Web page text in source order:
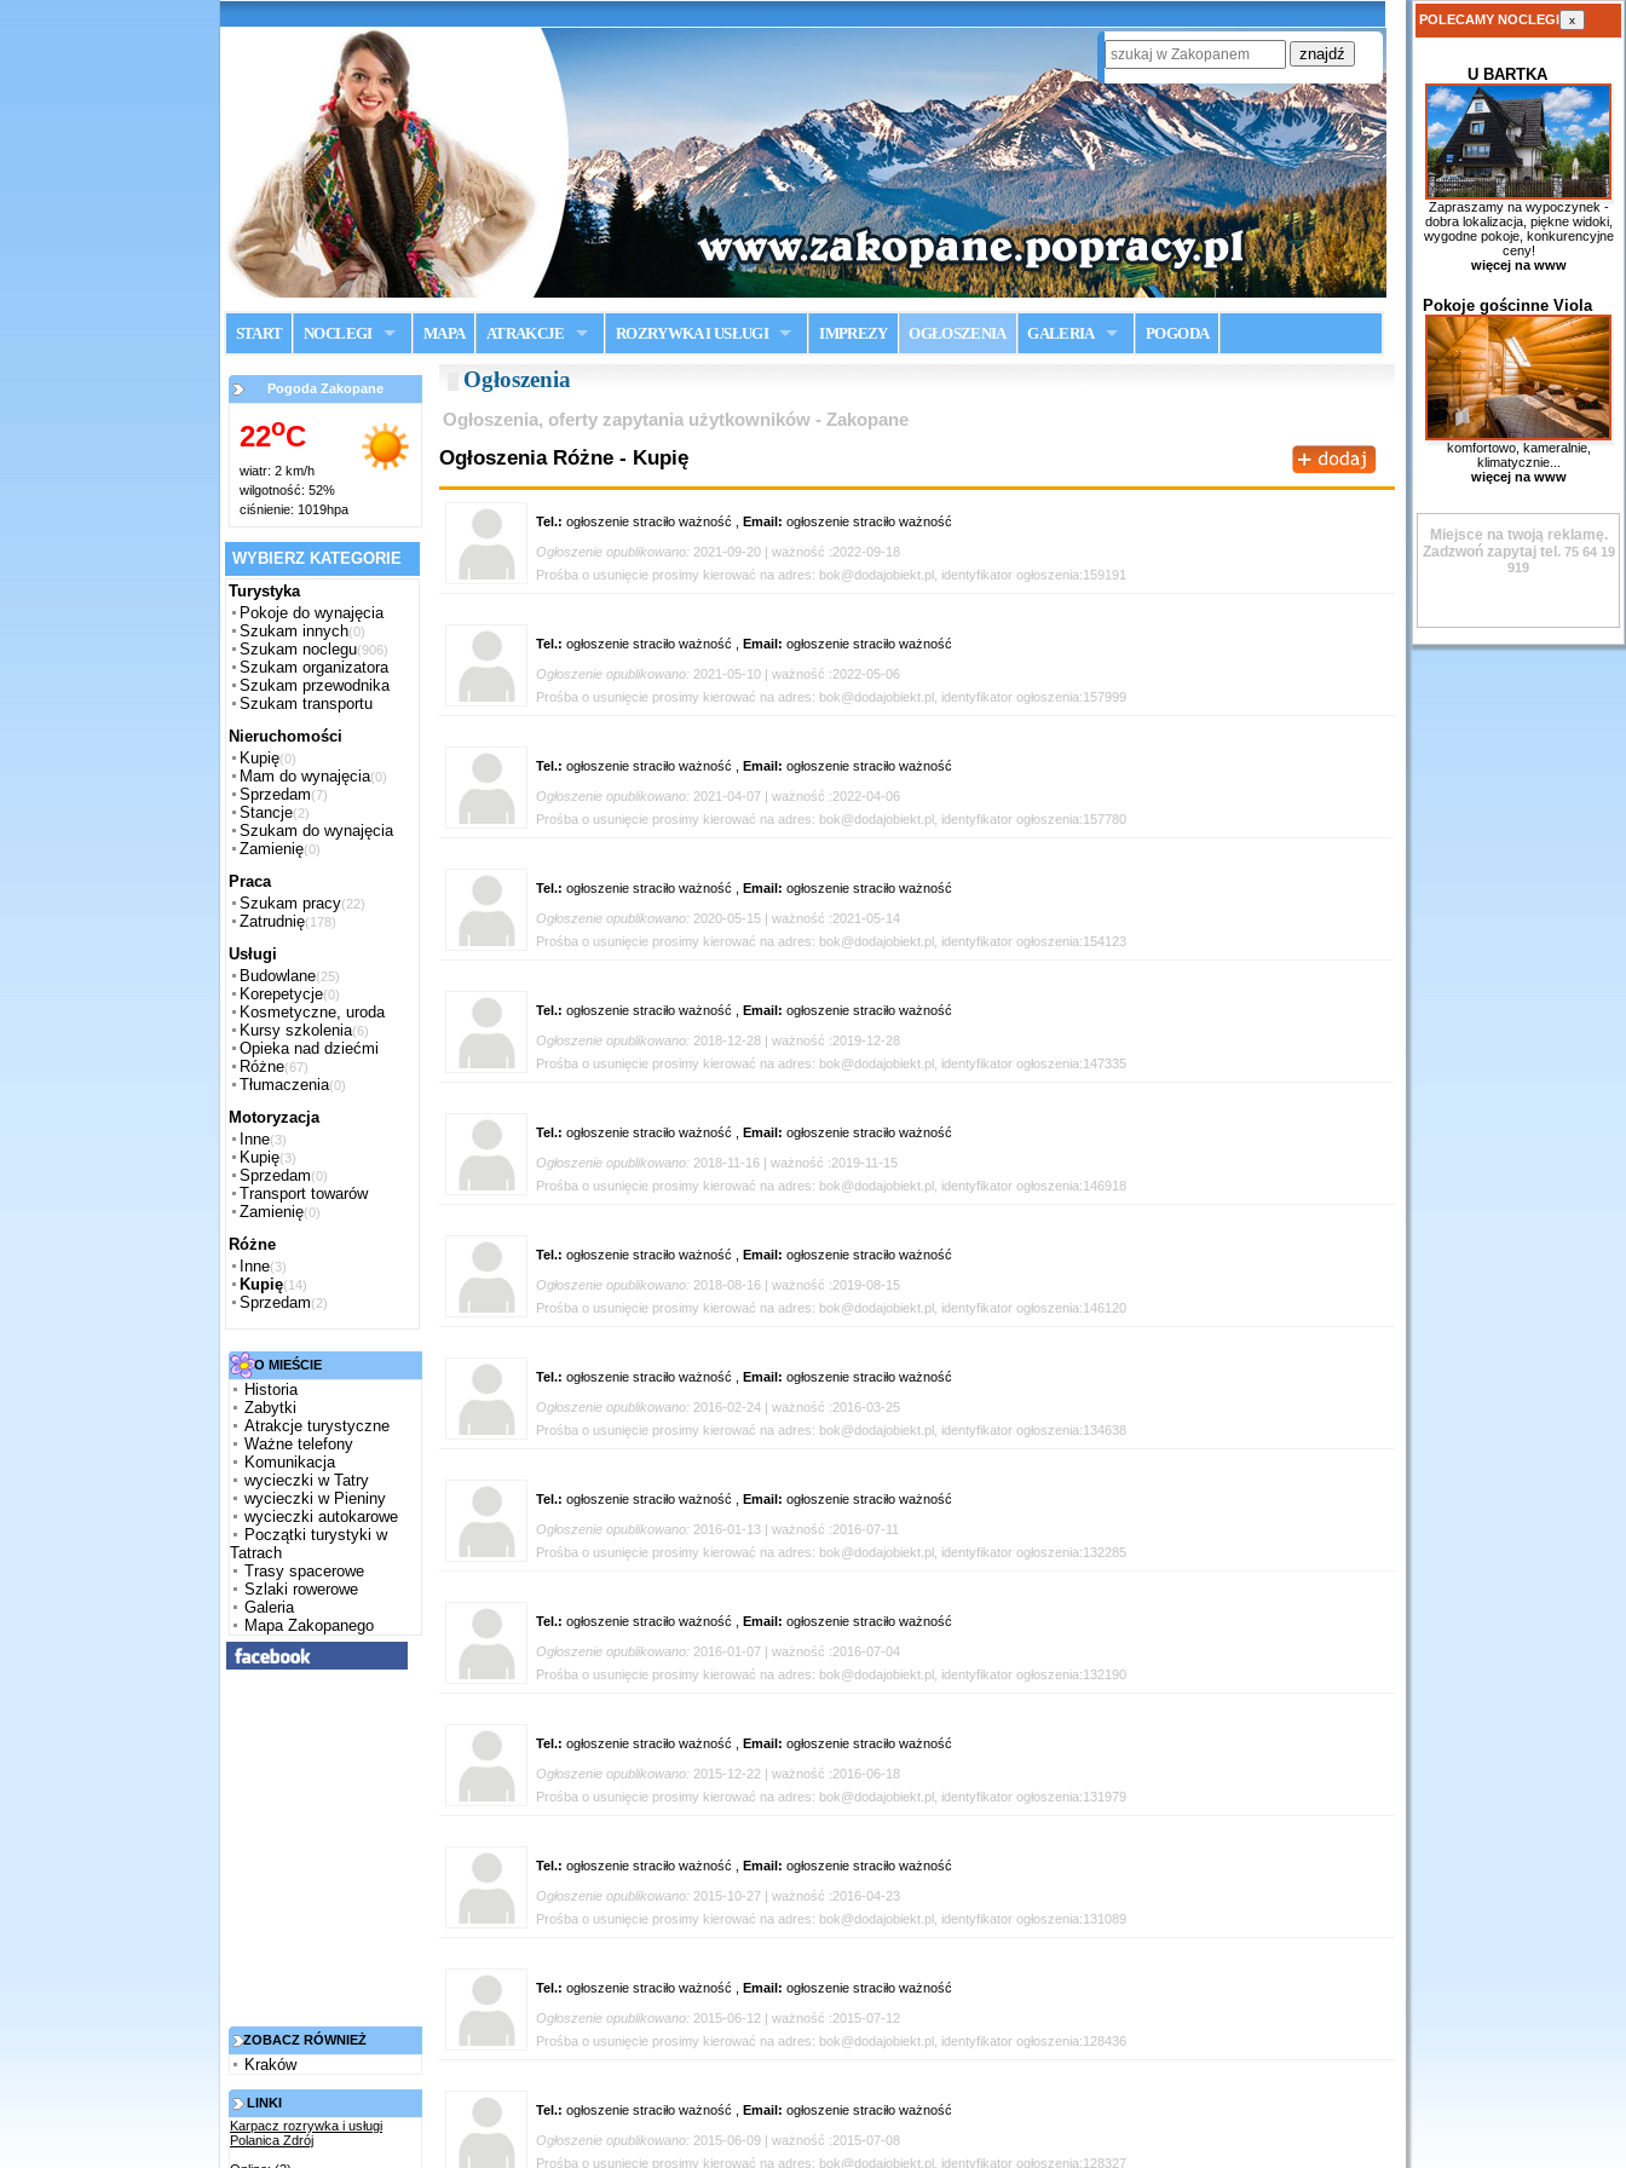
START NOCLEGI MAPA ATRAKCJE ROZRYWKA I USŁUGI IMPREZY OGŁOSZENIA GALERIA POGODA
Pogoda Zakopane
22oC
wiatr: 2 km/h
wilgotność: 52%
ciśnienie: 1019hpa
WYBIERZ KATEGORIE
Turystyka
Pokoje do wynajęcia
Szukam innych(0)
Szukam noclegu(906)
Szukam organizatora
Szukam przewodnika
Szukam transportu
Nieruchomości
Kupię(0)
Mam do wynajęcia(0)
Sprzedam(7)
Stancje(2)
Szukam do wynajęcia
Zamienię(0)
Praca
Szukam pracy(22)
Zatrudnię(178)
Usługi
Budowlane(25)
Korepetycje(0)
Kosmetyczne, uroda
Kursy szkolenia(6)
Opieka nad dziećmi
Różne(67)
Tłumaczenia(0)
Motoryzacja
Inne(3)
Kupię(3)
Sprzedam(0)
Transport towarów
Zamienię(0)
Różne
Inne(3)
Kupię(14)
Sprzedam(2)
O MIEŚCIE
Historia
Zabytki
Atrakcje turystyczne
Ważne telefony
Komunikacja
wycieczki w Tatry
wycieczki w Pieniny
wycieczki autokarowe
Początki turystyki w
Tatrach
Trasy spacerowe
Szlaki rowerowe
Galeria
Mapa Zakopanego
ZOBACZ RÓWNIEŻ
Kraków
LINKI
Karpacz rozrywka i usługi
Polanica Zdrój
Ogłoszenia
Ogłoszenia, oferty zapytania użytkowników - Zakopane
Ogłoszenia Różne - Kupię
Tel.: ogłoszenie straciło ważność , Email: ogłoszenie straciło ważność
Ogłoszenie opublikowano: 2021-09-20 | ważność :2022-09-18
Prośba o usunięcie prosimy kierować na adres: bok@dodajobiekt.pl, identyfikator ogłoszenia:159191
Tel.: ogłoszenie straciło ważność , Email: ogłoszenie straciło ważność
Ogłoszenie opublikowano: 2021-05-10 | ważność :2022-05-06
Prośba o usunięcie prosimy kierować na adres: bok@dodajobiekt.pl, identyfikator ogłoszenia:157999
Tel.: ogłoszenie straciło ważność , Email: ogłoszenie straciło ważność
Ogłoszenie opublikowano: 2021-04-07 | ważność :2022-04-06
Prośba o usunięcie prosimy kierować na adres: bok@dodajobiekt.pl, identyfikator ogłoszenia:157780
Tel.: ogłoszenie straciło ważność , Email: ogłoszenie straciło ważność
Ogłoszenie opublikowano: 2020-05-15 | ważność :2021-05-14
Prośba o usunięcie prosimy kierować na adres: bok@dodajobiekt.pl, identyfikator ogłoszenia:154123
Tel.: ogłoszenie straciło ważność , Email: ogłoszenie straciło ważność
Ogłoszenie opublikowano: 2018-12-28 | ważność :2019-12-28
Prośba o usunięcie prosimy kierować na adres: bok@dodajobiekt.pl, identyfikator ogłoszenia:147335
Tel.: ogłoszenie straciło ważność , Email: ogłoszenie straciło ważność
Ogłoszenie opublikowano: 2018-11-16 | ważność :2019-11-15
Prośba o usunięcie prosimy kierować na adres: bok@dodajobiekt.pl, identyfikator ogłoszenia:146918
Tel.: ogłoszenie straciło ważność , Email: ogłoszenie straciło ważność
Ogłoszenie opublikowano: 2018-08-16 | ważność :2019-08-15
Prośba o usunięcie prosimy kierować na adres: bok@dodajobiekt.pl, identyfikator ogłoszenia:146120
Tel.: ogłoszenie straciło ważność , Email: ogłoszenie straciło ważność
Ogłoszenie opublikowano: 2016-02-24 | ważność :2016-03-25
Prośba o usunięcie prosimy kierować na adres: bok@dodajobiekt.pl, identyfikator ogłoszenia:134638
Tel.: ogłoszenie straciło ważność , Email: ogłoszenie straciło ważność
Ogłoszenie opublikowano: 2016-01-13 | ważność :2016-07-11
Prośba o usunięcie prosimy kierować na adres: bok@dodajobiekt.pl, identyfikator ogłoszenia:132285
Tel.: ogłoszenie straciło ważność , Email: ogłoszenie straciło ważność
Ogłoszenie opublikowano: 2016-01-07 | ważność :2016-07-04
Prośba o usunięcie prosimy kierować na adres: bok@dodajobiekt.pl, identyfikator ogłoszenia:132190
Tel.: ogłoszenie straciło ważność , Email: ogłoszenie straciło ważność
Ogłoszenie opublikowano: 2015-12-22 | ważność :2016-06-18
Prośba o usunięcie prosimy kierować na adres: bok@dodajobiekt.pl, identyfikator ogłoszenia:131979
Tel.: ogłoszenie straciło ważność , Email: ogłoszenie straciło ważność
Ogłoszenie opublikowano: 2015-10-27 | ważność :2016-04-23
Prośba o usunięcie prosimy kierować na adres: bok@dodajobiekt.pl, identyfikator ogłoszenia:131089
Tel.: ogłoszenie straciło ważność , Email: ogłoszenie straciło ważność
Ogłoszenie opublikowano: 2015-06-12 | ważność :2015-07-12
Prośba o usunięcie prosimy kierować na adres: bok@dodajobiekt.pl, identyfikator ogłoszenia:128436
Tel.: ogłoszenie straciło ważność , Email: ogłoszenie straciło ważność
Ogłoszenie opublikowano: 2015-06-09 | ważność :2015-07-08
Prośba o usunięcie prosimy kierować na adres: bok@dodajobiekt.pl, identyfikator ogłoszenia:128327
POLECAMY NOCLEGI x
U BARTKA
Zapraszamy na wypoczynek -
dobra lokalizacja, piękne widoki,
wygodne pokoje, konkurencyjne
ceny!
więcej na www
Pokoje gościnne Viola
komfortowo, kameralnie,
klimatycznie...
więcej na www
Miejsce na twoją reklamę.
Zadzwoń zapytaj tel. 75 64 19
919